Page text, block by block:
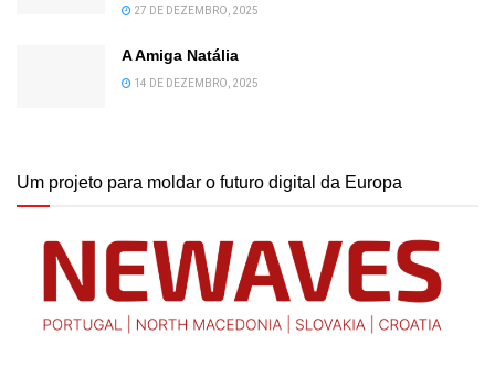
27 DE DEZEMBRO, 2025
A Amiga Natália
14 DE DEZEMBRO, 2025
Um projeto para moldar o futuro digital da Europa